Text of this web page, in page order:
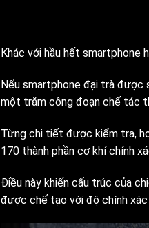
Khác với hầu hết smartphone
Nếu smartphone đại trà được
một trăm công đoạn chế tác
Từng chi tiết được kiểm tra,
170 thành phần cơ khí chính
Điều này khiến cấu trúc của
được chế tạo với độ chính